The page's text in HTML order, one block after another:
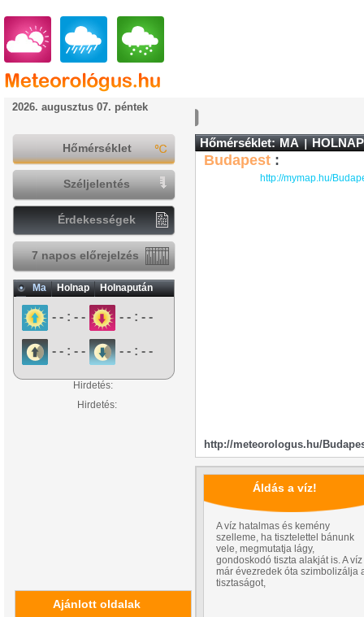
2026. augusztus 07. péntek
Hőmérséklet: MA HOLNAP
Budapest :
http://mymap.hu/
http://meteorologus.hu/
Áldás a víz!
A víz hatalmas és kemény
szelleme, ha tisztelettel bánunk
vele, megmutatja lágy,
gondoskodó tiszta alakját is. A víz
már évezredek óta szimbolizálja
tisztaságot,
Hőmérséklet
Széljelentés
Érdekességek
7 napos előrejelzés
Ma Holnap Holnapután
- - : - - - - : - -
- - : - - - - : - -
Hirdetés:
Hirdetés:
Ajánlott oldalak